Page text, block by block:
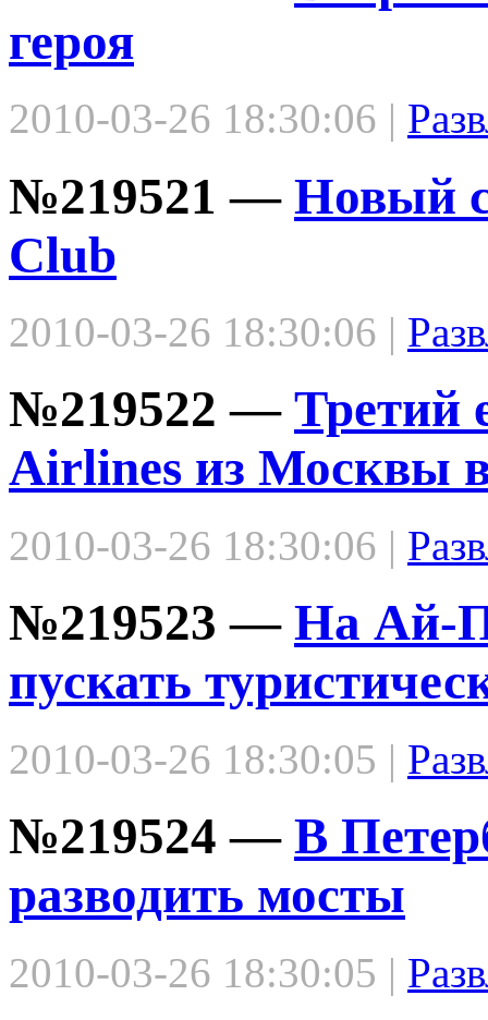
героя
2010-03-26 18:30:06 |
№219521 — Новый
Club
2010-03-26 18:30:06 |
№219522 — Третий
Airlines из Москвы
2010-03-26 18:30:06 |
№219523 — На Ай-
пускать
2010-03-26 18:30:05 |
№219524 — В
разводить мосты
2010-03-26 18:30:05 |